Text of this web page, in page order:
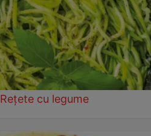
Rețete cu legume